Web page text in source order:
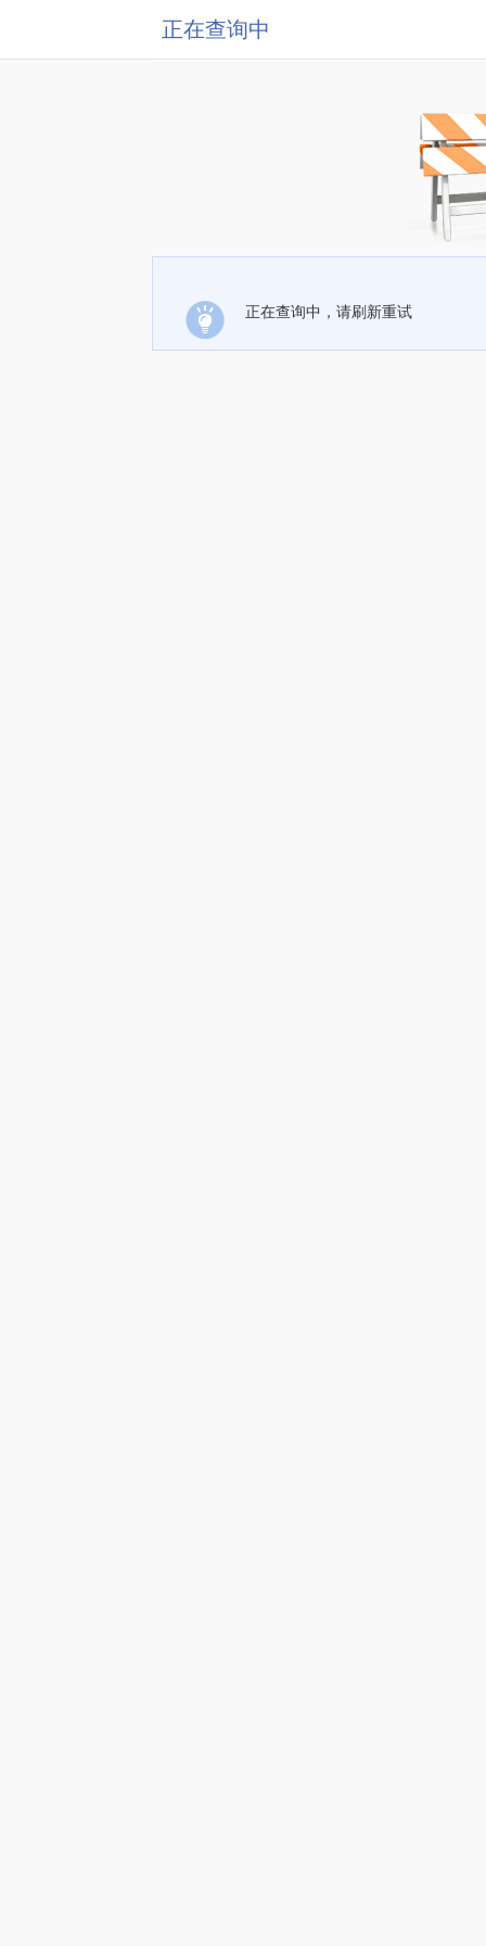
正在查询中
正在查询中，请刷新重试